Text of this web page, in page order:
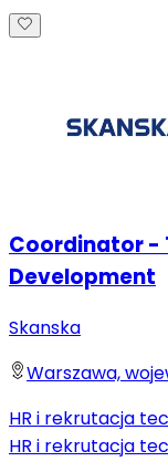
Coordinator -
Development
Skanska
Warszawa,
HR i rekrutacja
HR i rekrutacja